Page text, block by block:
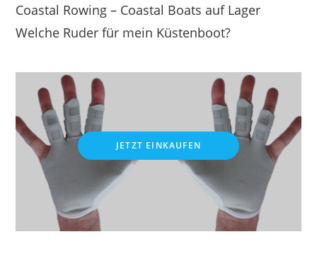
Coastal Rowing – Coastal Boats auf Lager
Welche Ruder für mein Küstenboot?
JETZT EINKAUFEN